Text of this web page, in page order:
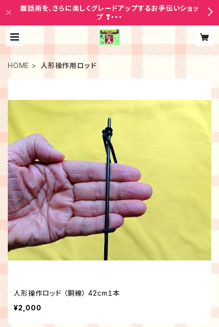
腹話術を、さらに楽しくグレードアップするお手伝いショッ
プ ❣・・・
HOME 人形操作用ロッド
人形操作ロッド （銅線） 42cm１本
¥2,000